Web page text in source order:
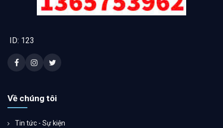
ID: 123
Về chúng tôi
Tin tức - Sự kiện